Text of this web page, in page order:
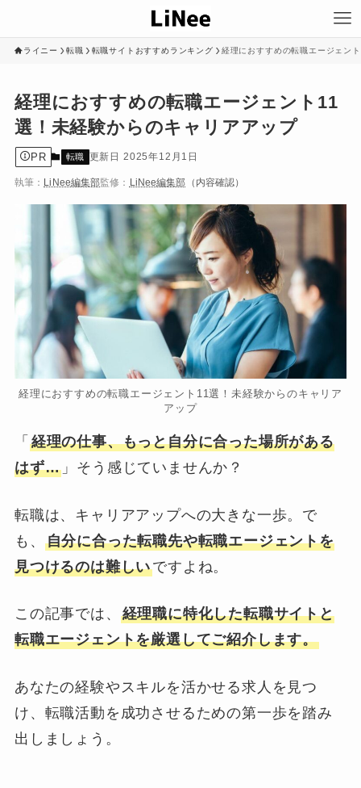
ライニー 転職 転職サイトおすすめランキング 経理におすすめの転職エージェン
経理におすすめの転職エージェント11
選！未経験からのキャリアアップ
PR 転職 2025年12月1日
執筆： LiNee編集部監修： LiNee編集部 （内容確認）
経理におすすめの転職エージェント11選！未経験からのキャリア
アップ
「 経理の仕事、もっと自分に合った場所がある
はず… 」そう感じていませんか？
転職は、キャリアアップへの大きな一歩。で
も、 自分に合った転職先や転職エージェントを
見つけるのは難しいですよね。
この記事では、 経理職に特化した転職サイトと
転職エージェントを厳選してご紹介します。
あなたの経験やスキルを活かせる求人を見つ
け、転職活動を成功させるための第一歩を踏み
出しましょう。